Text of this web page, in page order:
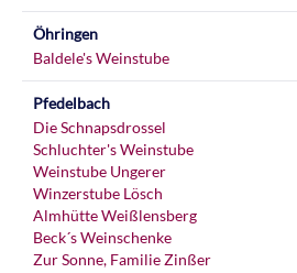
Öhringen
Baldele's Weinstube
Pfedelbach
Die Schnapsdrossel
Schluchter's Weinstube
Weinstube Ungerer
Winzerstube Lösch
Almhütte Weißlensberg
Beck´s Weinschenke
Zur Sonne, Familie Zinßer